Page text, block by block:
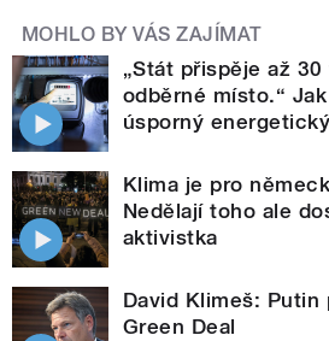
MOHLO BY VÁS ZAJÍMAT
„Stát přispěje až
odběrné místo.“
úsporný
Klima je pro
Nedělají toho ale
aktivistka
David Klimeš:
Green Deal